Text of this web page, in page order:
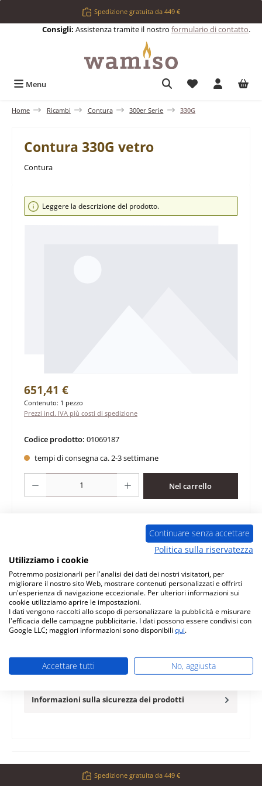
Passa al contenuto principaleSpedizione gratuita da 449 €
Consigli: Assistenza tramite il nostro formulario di contatto.
Menu Hai 0 articoli
Home Ricambi Contura 300er Serie 330G
Contura 330G vetro
Contura
Salta la galleria di immagini
Leggere la descrizione del prodotto.
Prezzo normale:
651,41 €
Contenuto: 1 pezzo
Prezzi incl. IVA più costi di spedizione
Codice prodotto: 01069187
tempi di consegna ca. 2-3 settimane
Nel carrello
Domanda sul prodotto
Descrizione
originale vetro per stufa a legna Contura 330G Adatto ai
Caratteristiche
Informazioni sulla sicurezza dei prodotti
Spedizione gratuita da 449 €
Continuare senza accettare
Politica sulla riservatezza
Utilizziamo i cookie
Potremmo posizionarli per l'analisi dei dati dei nostri visitatori, per
migliorare il nostro sito Web, mostrare contenuti personalizzati e offrirti
un'esperienza di navigazione eccezionale. Per ulteriori informazioni sui
cookie utilizziamo aprire le impostazioni.
I dati vengono raccolti allo scopo di personalizzare la pubblicità e misurare
l'efficacia delle campagne pubblicitarie. I dati possono essere condivisi con
Google LLC; maggiori informazioni sono disponibili qui.
Accettare tutti No, aggiusta